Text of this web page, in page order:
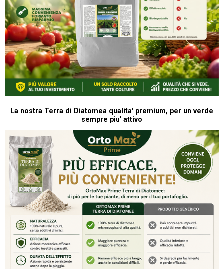
La nostra Terra di Diatomea qualita' premium, per un verde
sempre piu' attivo